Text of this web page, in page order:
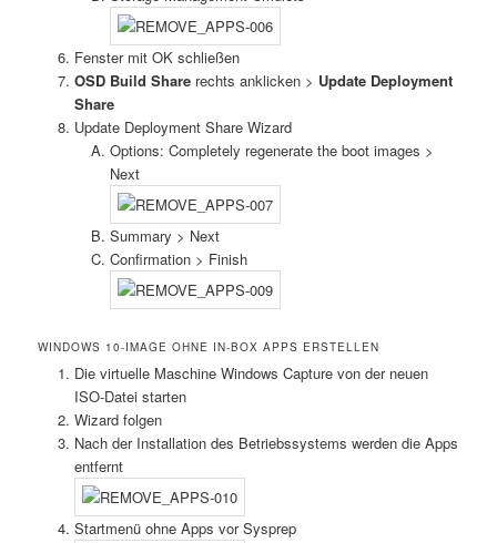
Fenster mit OK schließen
OSD Build Sharerechts anklicken > Update Deployment
Share
Update Deployment Share Wizard
Options: Completely regenerate the boot images >
Next
Summary > Next
Confirmation > Finish
WINDOWS 10-IMAGE OHNE IN-BOX APPS ERSTELLEN
Die virtuelle Maschine Windows Capture von der neuen
ISO-Datei starten
Wizard folgen
Nach der Installation des Betriebssystems werden die Apps
entfernt
Startmenü ohne Apps vor Sysprep